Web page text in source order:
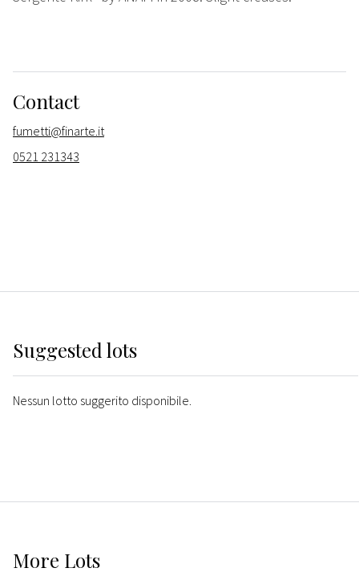
Contact
fumetti@finarte.it
0521 231343
Suggested lots
Nessun lotto suggerito disponibile.
More Lots